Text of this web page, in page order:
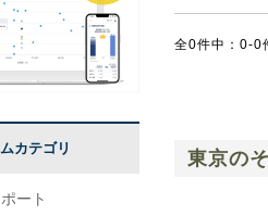
全0件中：0-0
東京の
カテゴリ
ート